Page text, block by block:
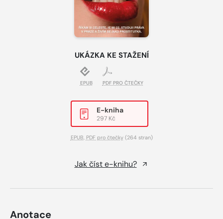
UKÁZKA KE STAŽENÍ
EPUB PDF PRO ČTEČKY
E-kniha
297 Kč
EPUB, PDF pro čtečky(264 stran)
Jak číst e-knihu?
Anotace